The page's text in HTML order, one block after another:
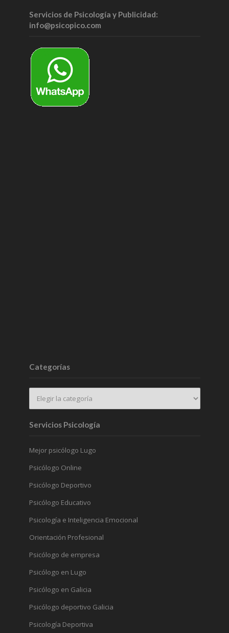
Servicios de Psicología y Publicidad:
info@psicopico.com
Categorías
Servicios Psicología
Mejor psicólogo Lugo
Psicólogo Online
Psicólogo Deportivo
Psicólogo Educativo
Psicología e Inteligencia Emocional
Orientación Profesional
Psicólogo de empresa
Psicólogo en Lugo
Psicólogo en Galicia
Psicólogo deportivo Galicia
Psicología Deportiva